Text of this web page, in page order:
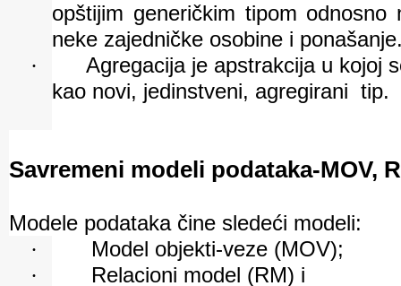
opštijim generičkim tipom
neke zajedničke osobine i
·
Agregacija je apstrakcija u kojoj
kao novi, jedinstveni, agregirani tip.
Savremeni modeli podataka-MOV,
Modele podataka čine sledeći modeli:
·
Model objekti-veze (MOV);
·
Relacioni model (RM) i